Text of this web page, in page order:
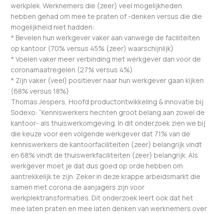
werkplek. Werknemers die (zeer) veel mogelijkheden
hebben gehad om mee te praten of -denken versus die die
mogelijkheid niet hadden:
* Bevelen hun werkgever vaker aan vanwege de faciliteiten
op kantoor (70% versus 45% (zeer) waarschijnlijk)
* Voelen vaker meer verbinding met werkgever dan voor de
coronamaatregelen (27% versus 4%)
* Zijn vaker (veel) positiever naar hun werkgever gaan kijken
(68% versus 18%)
Thomas Jespers, Hoofd productontwikkeling & innovatie bij
Sodexo: “Kenniswerkers hechten groot belang aan zowel de
kantoor- als thuiswerkomgeving. In dit onderzoek zien we bij
die keuze voor een volgende werkgever dat 71% van de
kenniswerkers de kantoorfaciliteiten (zeer) belangrijk vindt
en 68% vindt de thuiswerkfaciliteiten (zeer) belangrijk. Als
werkgever moet je dat dus goed op orde hebben om
aantrekkelijk te zijn. Zeker in deze krappe arbeidsmarkt die
samen met corona de aanjagers zijn voor
werkplektransformaties. Dit onderzoek leert ook dat het
mee laten praten en mee laten denken van werknemers over